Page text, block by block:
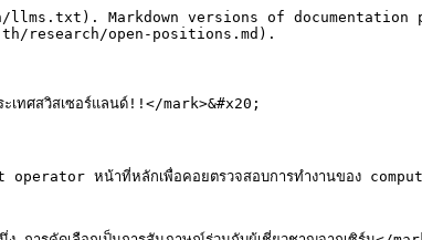
Markdown versions of documentation
research/open-positions.md).
ทศสวิสเซอร์แลนด์!!</mark>&#x20;
หน้าที่หลักเพื่อคอยตรวจสอบการทำงานของ